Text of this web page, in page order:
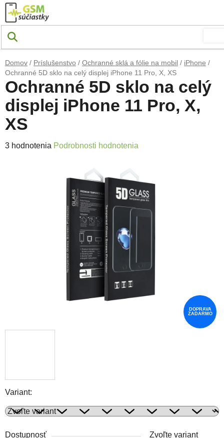
Prejsť na obsah
Domov / Príslušenstvo / Ochranné sklá a fólie na mobil / iPhone /
Ochranné 5D sklo na celý displej iPhone 11 Pro, X, XS
Variant:
Dostupnosť Zvoľte variant
Ochranné 5D sklo na celý
displej iPhone 11 Pro, X,
XS
Priemerné hodnotenie produktu je 4,7 z 5 hviezdičiek.
3 hodnotenia Podrobnosti hodnotenia
DOPRAVA
ZADARMO